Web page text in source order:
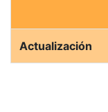
Actualización